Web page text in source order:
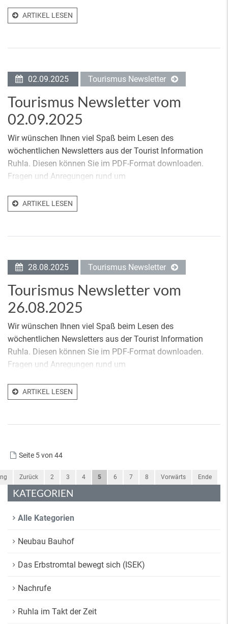
ARTIKEL LESEN
02.09.2025 Tourismus Newsletter
Tourismus Newsletter vom
02.09.2025
Wir wünschen Ihnen viel Spaß beim Lesen des
wöchentlichen Newsletters aus der Tourist Information
Ruhla. Diesen können Sie im PDF-Format downloaden.
Fragen und Anregungen rund um
ARTIKEL LESEN
28.08.2025 Tourismus Newsletter
Tourismus Newsletter vom
26.08.2025
Wir wünschen Ihnen viel Spaß beim Lesen des
wöchentlichen Newsletters aus der Tourist Information
Ruhla. Diesen können Sie im PDF-Format downloaden.
Fragen und Anregungen rund um
ARTIKEL LESEN
Seite 5 von 44
Zurück 2 3 4 5 6 7 8 Vorwärts Ende
KATEGORIEN
Alle Kategorien
Neubau Bauhof
Das Erbstromtal bewegt sich (ISEK)
Nachrufe
Ruhla im Takt der Zeit